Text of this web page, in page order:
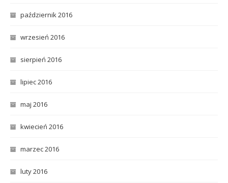
październik 2016
wrzesień 2016
sierpień 2016
lipiec 2016
maj 2016
kwiecień 2016
marzec 2016
luty 2016